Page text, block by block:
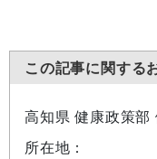
この記事に関する
高知県 健康政策部
所在地：